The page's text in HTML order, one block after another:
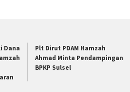
Dana
Plt Dirut PDAM Hamzah
Ahmad Minta Pendampingan
BPKP Sulsel